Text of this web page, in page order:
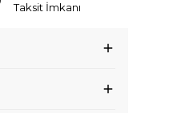
Taksit İmkanı